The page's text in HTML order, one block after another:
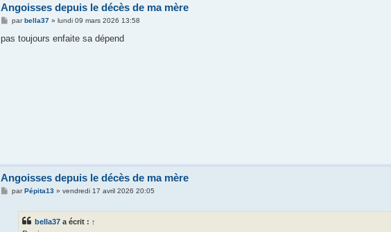
Angoisses depuis le décès de ma mère
M
s
parbella37» lundi 09 mars 2026 13:58
pas toujours enfaite sa dépend
Angoisses depuis le décès de ma mère
MparPépita13» vendredi 17 avril 2026 20:05
bella37 a écrit : ↑